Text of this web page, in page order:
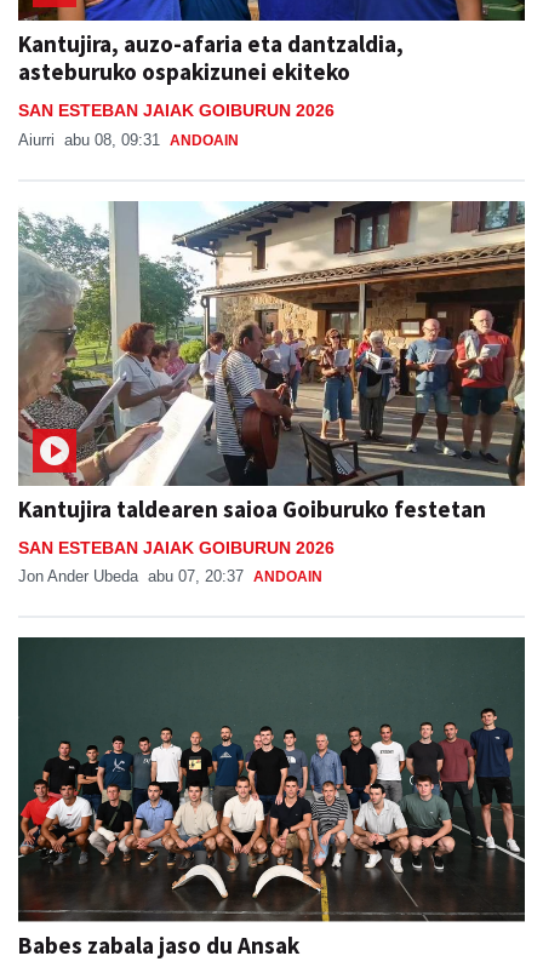
Kantujira, auzo-afaria eta dantzaldia,
asteburuko ospakizunei ekiteko
SAN ESTEBAN JAIAK GOIBURUN 2026
Aiurri abu 08, 09:31 ANDOAIN
Kantujira taldearen saioa Goiburuko festetan
SAN ESTEBAN JAIAK GOIBURUN 2026
Jon Ander Ubeda abu 07, 20:37 ANDOAIN
Babes zabala jaso du Ansak